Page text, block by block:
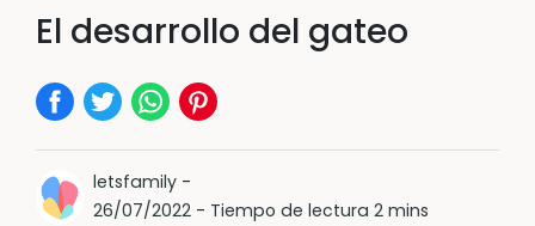
El desarrollo del gateo
letsfamily-
26/07/2022- Tiempo de lectura 2 mins